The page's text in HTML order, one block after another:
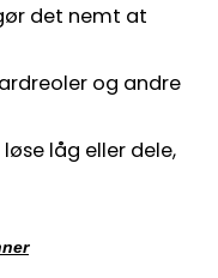
det nemt at
og andre
låg eller dele,